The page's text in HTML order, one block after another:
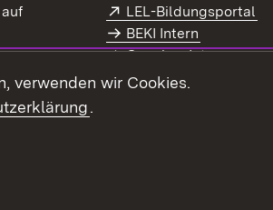
(Öffnet in neuem Fenster)
Extern:
LEL-Bildungsportal
BEKI Intern
Coaches Intern
Intranet
verwenden wir Cookies.
.